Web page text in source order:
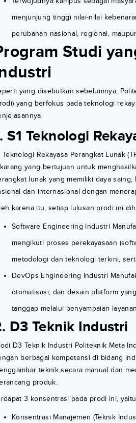
menjunjung tinggi nilai-nilai
perubahan nasional, regional,
Studi
yang disebutkan sebelumnya,
yang berfokus pada teknologi
S1 Teknologi
Teknologi Rekayasa Perangkat Lunak
yang bertujuan untuk
lunak yang memiliki daya
dan internasional dengan
karena itu, setiap lulusan prodi ini
Software Engineering Industri
mengikuti proses perekayasaan
metodologi dan teknologi terkini,
DevOps Engineering Industri
otomatisasi, dan desain platform
tanggap melalui penyampaian
D3 Teknik Industri
D3 Teknik Industri Politeknik Meta
berbagai kompetensi di bidang
teknik secara manual dan
produk.
3 konsentrasi pada prodi ini,
Konsentrasi Manajemen (Teknik